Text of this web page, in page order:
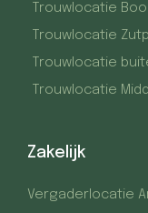
Trouwlocatie
Trouwlocatie
Trouwlocatie
Trouwlocatie
Zakelijk
Vergaderlocatie